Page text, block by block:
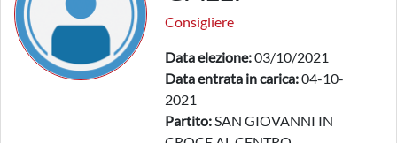
Consigliere
Data elezione:03/10/2021
Data entrata in carica:04-10-
2021
Partito:SAN GIOVANNI IN